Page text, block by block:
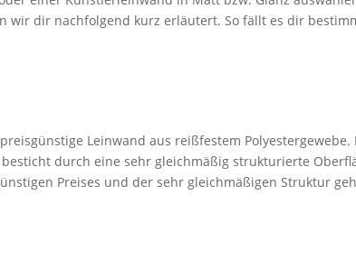
wir dir nachfolgend kurz erläutert. So fällt es dir
Leinwand aus reißfestem
durch eine sehr gleichmäßig strukturierte
Preises und der sehr gleichmäßigen Struktur